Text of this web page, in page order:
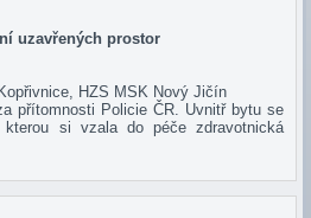
uzavřených prostor
HZS MSK Nový Jičín
přítomnosti Policie ČR. Uvnitř bytu se
kterou si vzala do péče zdravotnická